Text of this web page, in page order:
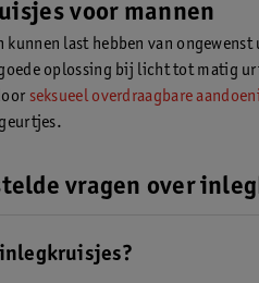
voor mannen
kunnen last hebben van
oplossing bij licht tot matig
seksueel overdraagbare
vragen over